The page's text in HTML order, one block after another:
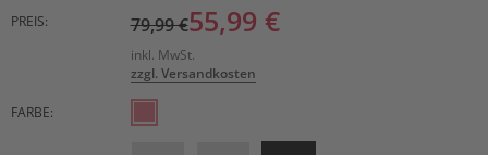
PREIS: 79,99 €55,99 €
inkl. MwSt.
zzgl. Versandkosten
FARBE: